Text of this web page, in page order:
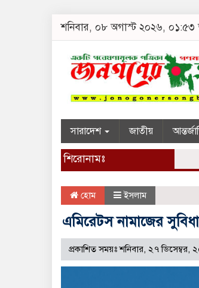
শনিবার, ০৮ অগাস্ট ২০২৬, ০১:৫৩
সারাদেশ জাতীয়
শিরোনামঃ
হোম ইসলাম
এমিরেটস নামাজের
প্রকাশিত সময়ঃ শনিবার, ২৭ ডিসেম্বর,